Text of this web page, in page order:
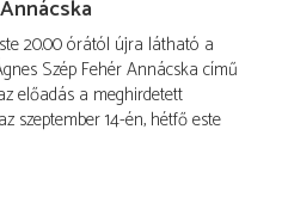
20.00 órától újra látható a
Szép Fehér Annácska című
előadás a meghirdetett
szeptember 14-én, hétfő este